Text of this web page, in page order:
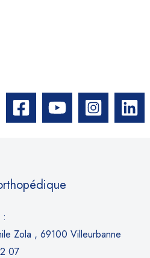
:
Zola , 69100 Villeurbanne
07